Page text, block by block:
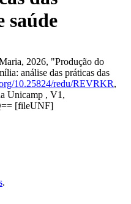
saúde
2026, "Produção do
análise das práticas das
10.25824/redu/REVRKR,
Unicamp , V1,
[fileUNF]
.